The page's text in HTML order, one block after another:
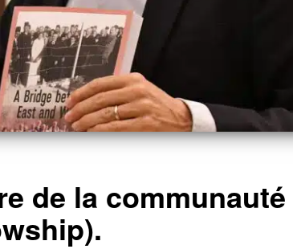
de la communauté